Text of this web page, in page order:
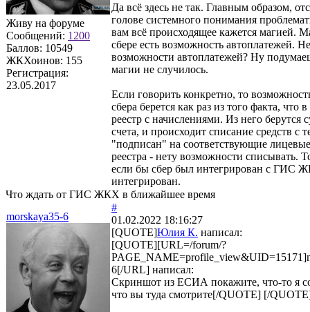
Живу на форуме
Сообщений: 1200
Баллов: 10549
ЖКХоинов: 155
Регистрация:
23.05.2017
Да всё здесь не так. Главным образом,
голове системного понимания
вам всё происходящее кажется магией.
сбере есть возможность автоплатежей.
возможности автоплатежей? Ну
магии не случилось.
Если говорить конкретно, то
сбера берется как раз из того факта, что
реестр с начислениями. Из него
счета, и происходит списание средств с
"подписан" на соответствующие
реестра - нету возможности списывать.
если бы сбер был интегрирован с ГИС
интегрирован.
Что ждать от ГИС ЖКХ в ближайшее время
morskaya35-6
#
01.02.2022 18:16:27
[QUOTE]Юлия К. написал:
[QUOTE][URL=/forum/?
6[/URL] написал:
Скриншот из ЕСИА покажите, что-то я
что вы туда смотрите[/QUOTE] [/